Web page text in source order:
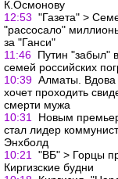
К.Осмонову
12:53 "Газета" >
"рассосало"
за "Ганси"
11:46 Путин "забыл"
семей российских
10:39 Алматы. Вдова
хочет проходить
смерти мужа
10:31
Новым
стал лидер
Энхболд
10:21
"ВБ" > Горцы
Киргизские будни